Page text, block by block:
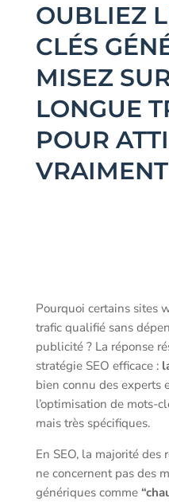
OUBLIEZ
CLÉS
MISEZ
LONGUE
POUR
Pourquoi certains sites
trafic qualifié sans
publicité ? La réponse
stratégie SEO efficace :
bien connu des experts
l’optimisation de mots-
mais très spécifiques.
En SEO, la majorité des
ne concernent pas des
génériques comme